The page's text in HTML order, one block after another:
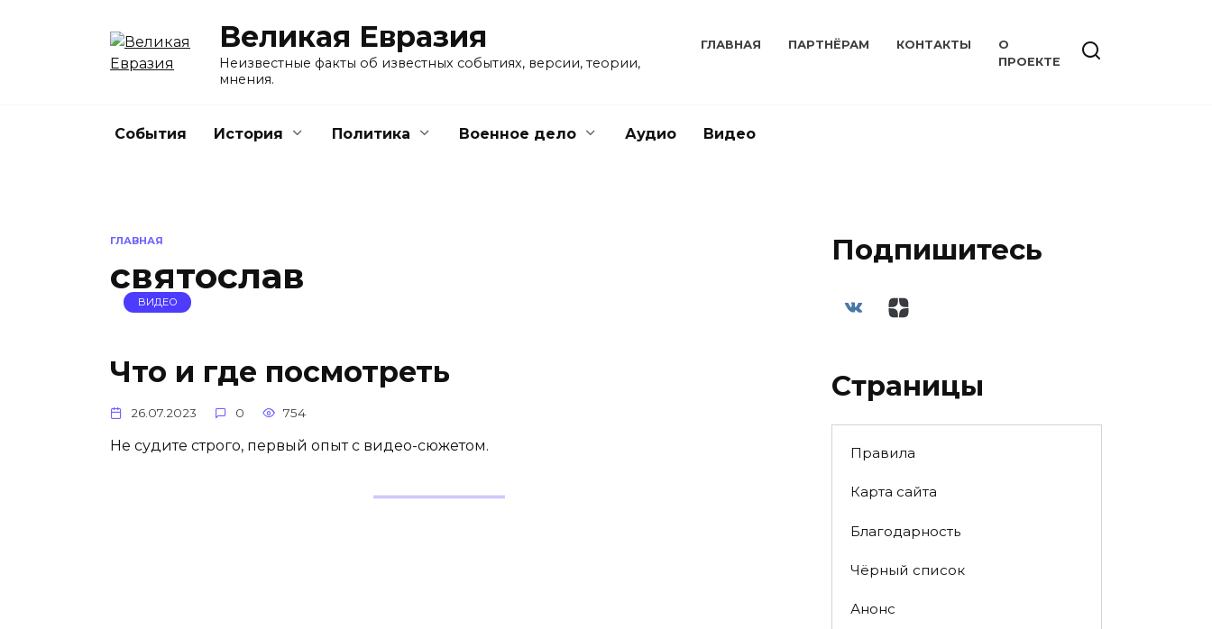
Великая Евразия
Неизвестные факты об известных событиях, версии, теории,
мнения.
ГЛАВНАЯ ПАРТНЁРАМ КОНТАКТЫ
О
ПРОЕКТЕ
События История Политика Военное дело Аудио Видео
ГЛАВНАЯ
святослав
ВИДЕО
Что и где посмотреть
26.07.2023 0 754
Не судите строго, первый опыт с видео-сюжетом.
Подпишитесь
Страницы
Правила
Карта сайта
Благодарность
Чёрный список
Анонс